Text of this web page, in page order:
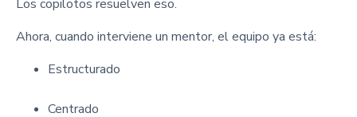
Los copilotos resuelven eso.
Ahora, cuando interviene un mentor, el equipo ya está:
Estructurado
Centrado